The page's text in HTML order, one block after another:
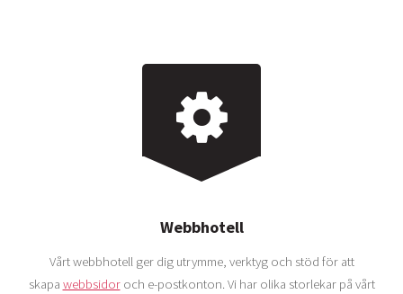
Webbhotell
Vårt webbhotell ger dig utrymme, verktyg och stöd för att
skapa webbsidoroch e-postkonton. Vi har olika storlekar på vårt